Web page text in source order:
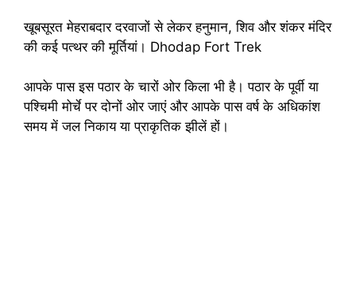
खूबसूरत मेहराबदार दरवाजों से लेकर हनुमान, शिव और शंकर मंदिर
की कई पत्थर की मूर्तियां। Dhodap Fort Trek
आपके पास इस पठार के चारों ओर किला भी है। पठार के पूर्वी या
पश्चिमी मोर्चे पर दोनों ओर जाएं और आपके पास वर्ष के अधिकांश
समय में जल निकाय या प्राकृतिक झीलें हों।